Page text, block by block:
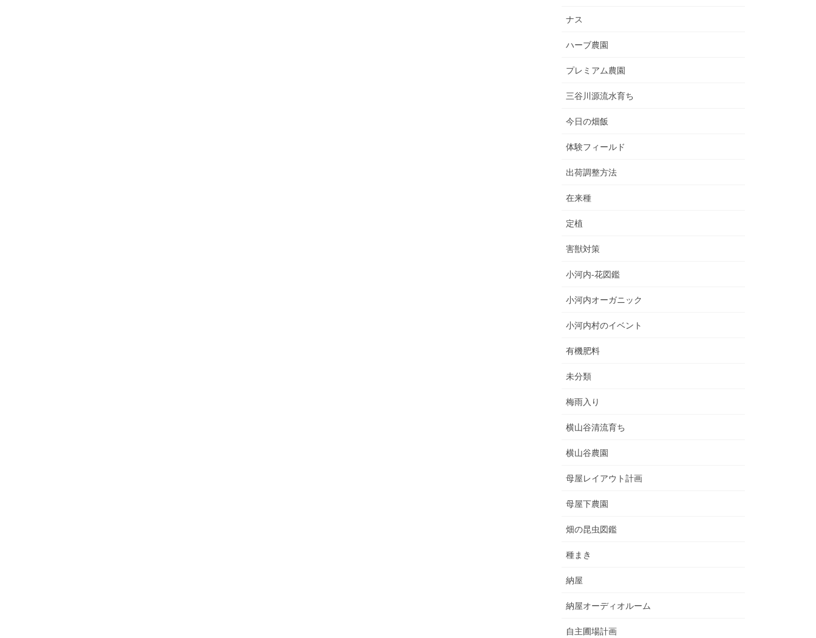
ナス
ハーブ農園
プレミアム農園
三谷川源流水育ち
今日の畑飯
体験フィールド
出荷調整方法
在来種
定植
害獣対策
小河内‐花図鑑
小河内オーガニック
小河内村のイベント
有機肥料
未分類
梅雨入り
横山谷清流育ち
横山谷農園
母屋レイアウト計画
母屋下農園
畑の昆虫図鑑
種まき
納屋
納屋オーディオルーム
自主圃場計画